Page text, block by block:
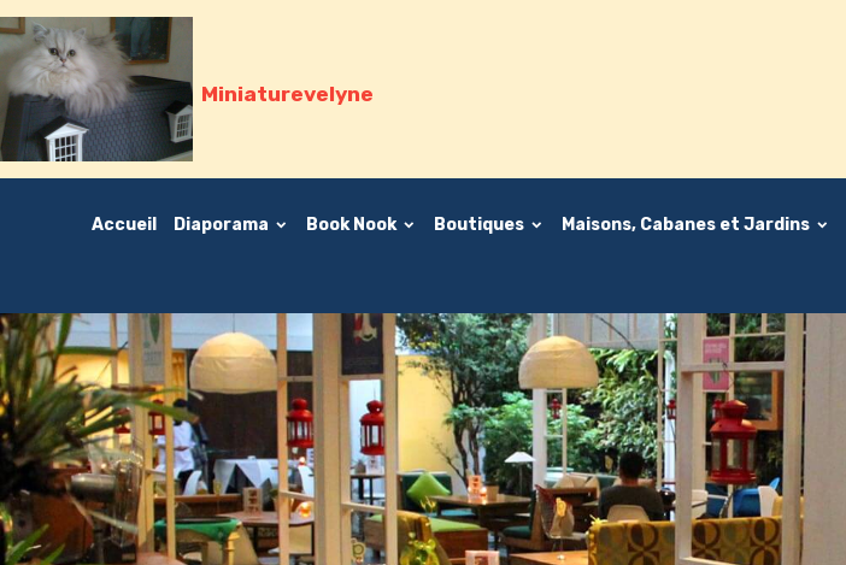
Miniaturevelyne
Accueil Diaporama Book Nook Boutiques Maisons, Cabanes et Jardins